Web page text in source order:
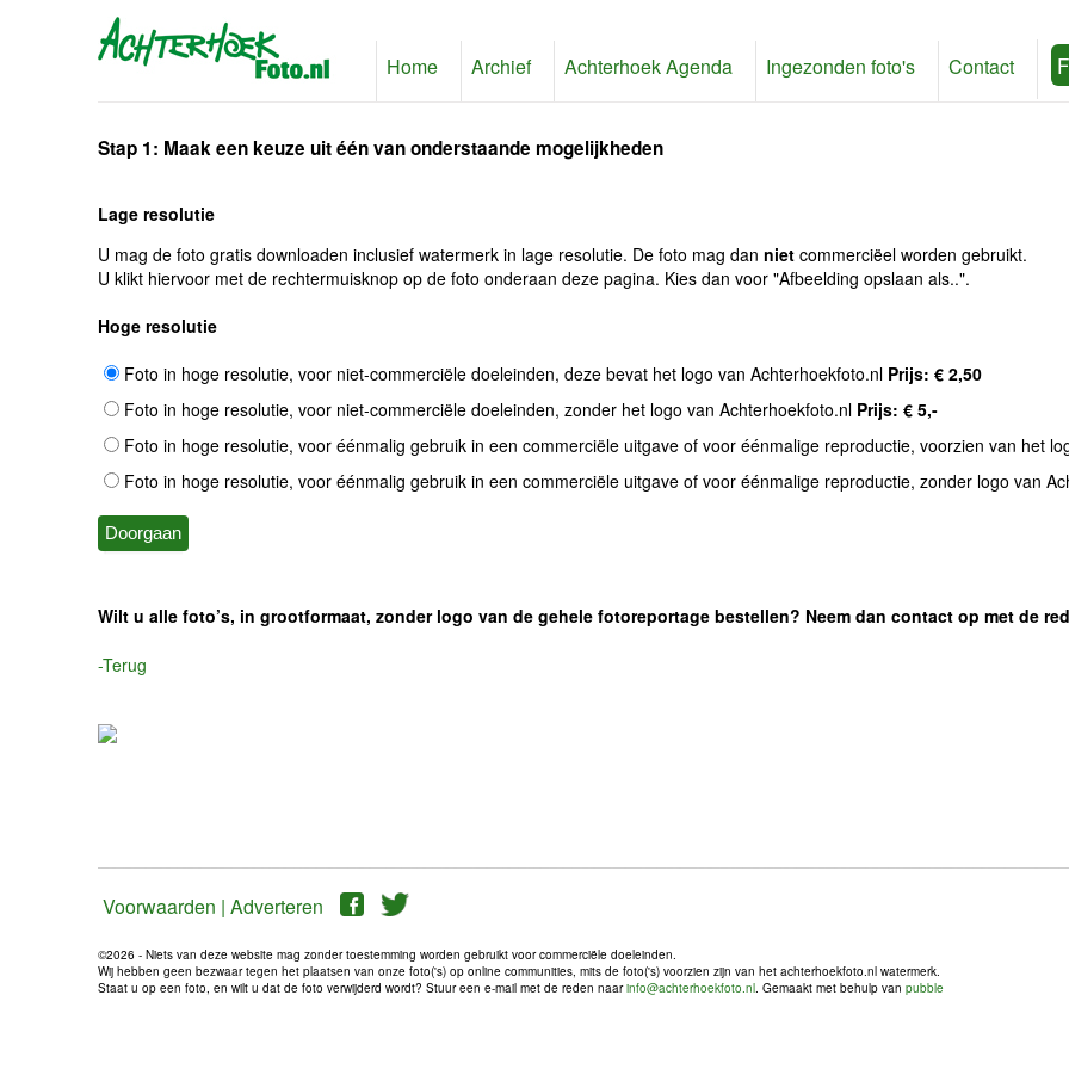
Home Archief Achterhoek Agenda Ingezonden foto's Contact
Stap 1: Maak een keuze uit één van onderstaande mogelijkheden
Lage resolutie
U mag de foto gratis downloaden inclusief watermerk in lage resolutie. De foto mag dan niet commerciëel worden gebruikt.
U klikt hiervoor met de rechtermuisknop op de foto onderaan deze pagina. Kies dan voor "Afbeelding opslaan als..".
Hoge resolutie
Foto in hoge resolutie, voor niet-commerciële doeleinden, deze bevat het logo van Achterhoekfoto.nl Prijs: € 2,50
Foto in hoge resolutie, voor niet-commerciële doeleinden, zonder het logo van Achterhoekfoto.nl Prijs: € 5,-
Foto in hoge resolutie, voor éénmalig gebruik in een commerciële uitgave of voor éénmalige reproductie, voorzien van het
Foto in hoge resolutie, voor éénmalig gebruik in een commerciële uitgave of voor éénmalige reproductie, zonder logo van
Wilt u alle foto’s, in grootformaat, zonder logo van de gehele fotoreportage bestellen? Neem dan contact op met de
-Terug
Voorwaarden | Adverteren
©2026 - Niets van deze website mag zonder toestemming worden gebruikt voor commerciële doeleinden.
Wij hebben geen bezwaar tegen het plaatsen van onze foto('s) op online communities, mits de foto('s) voorzien zijn van het achterhoekfoto.nl watermerk.
Staat u op een foto, en wilt u dat de foto verwijderd wordt? Stuur een e-mail met de reden naarinfo@achterhoekfoto.nl. Gemaakt met behulp van pubble